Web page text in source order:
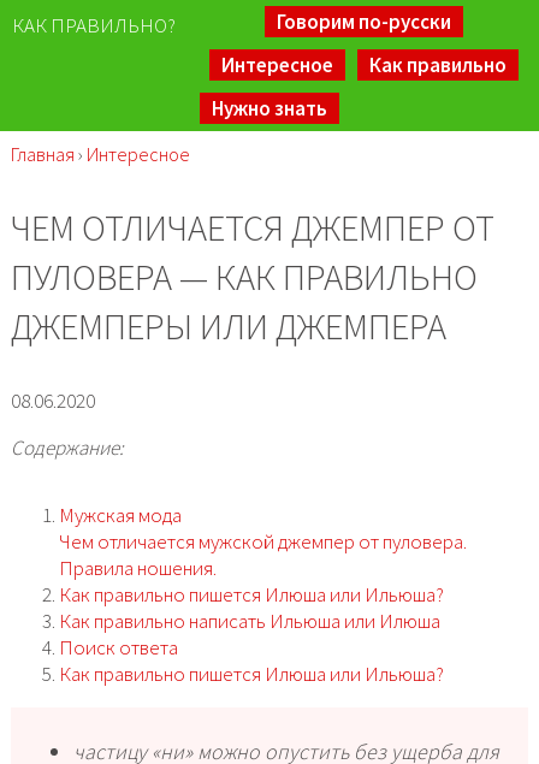
КАК ПРАВИЛЬНО?
Говорим по-русски
Интересное
Как правильно
Нужно знать
Главная › Интересное
ЧЕМ ОТЛИЧАЕТСЯ ДЖЕМПЕР ОТ
ПУЛОВЕРА — КАК ПРАВИЛЬНО
ДЖЕМПЕРЫ ИЛИ ДЖЕМПЕРА
08.06.2020
Содержание:
Мужская мода
Чем отличается мужской джемпер от пуловера.
Правила ношения.
Как правильно пишется Илюша или Ильюша?
Как правильно написать Ильюша или Илюша
Поиск ответа
Как правильно пишется Илюша или Ильюша?
частицу «ни» можно опустить без ущерба для